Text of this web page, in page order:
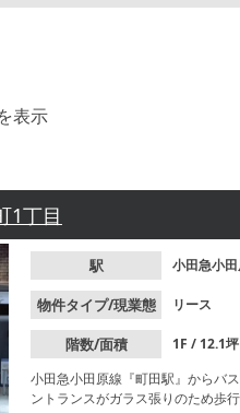
表示
1丁目
駅 小田急小
物件タイプ/現業態 リース
階数/面積
1F / 12.1
小田急小田原線『町田駅』からバ
ントランスがガラス張りのため歩